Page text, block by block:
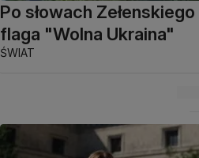
Po słowach
flaga "Wolna Ukraina"
ŚWIAT